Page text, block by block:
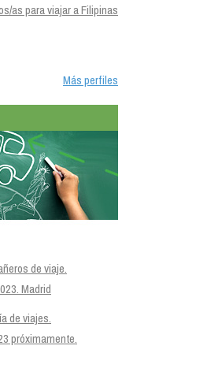
as para viajar a Filipinas
Más perfiles
de viaje.
Madrid
de viajes.
próximamente.